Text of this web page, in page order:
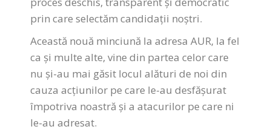
prin care selectăm candidații noștri.
Această nouă minciună la adresa AUR, la fel
ca și multe alte, vine din partea celor care
nu și-au mai găsit locul alături de noi din
cauza acțiunilor pe care le-au desfășurat
împotriva noastră și a atacurilor pe care ni
le-au adresat.